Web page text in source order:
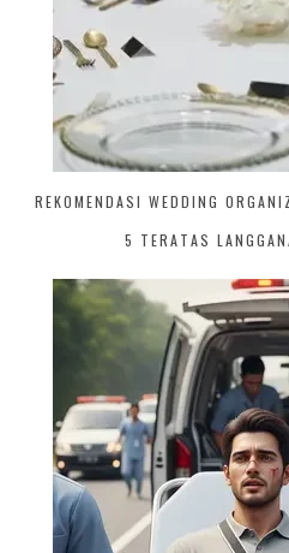
REKOMENDASI WEDDING
5 TERATAS